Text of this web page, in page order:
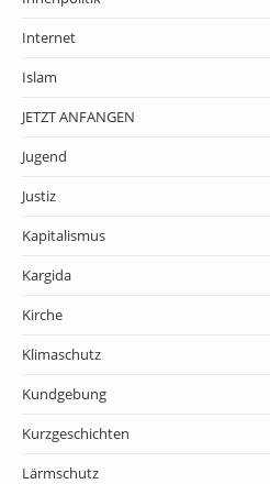
Internet
Islam
JETZT ANFANGEN
Jugend
Justiz
Kapitalismus
Kargida
Kirche
Klimaschutz
Kundgebung
Kurzgeschichten
Lärmschutz